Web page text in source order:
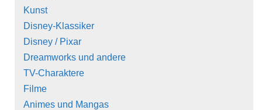
Kunst
Disney-Klassiker
Disney / Pixar
Dreamworks und andere
TV-Charaktere
Filme
Animes und Mangas